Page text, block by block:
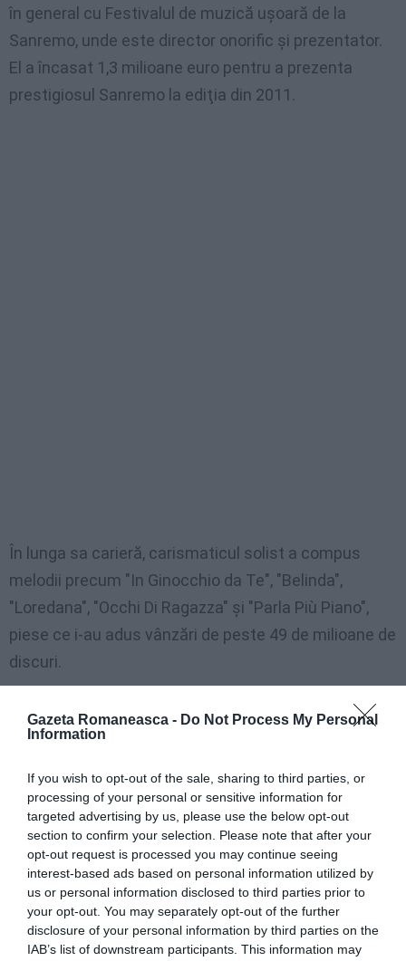
Gazeta Romaneasca - Do Not Process My Personal
Information
If you wish to opt-out of the sale, sharing to third parties, or
processing of your personal or sensitive information for
targeted advertising by us, please use the below opt-out
section to confirm your selection. Please note that after your
opt-out request is processed you may continue seeing
interest-based ads based on personal information utilized by
us or personal information disclosed to third parties prior to
your opt-out. You may separately opt-out of the further
disclosure of your personal information by third parties on the
IAB’s list of downstream participants. This information may
în general cu Festivalul de muzică uşoară de la
Sanremo, unde este director onorific şi prezentator.
El a încasat 1,3 milioane euro pentru a prezenta
prestigiosul Sanremo la ediţia din 2011.
În lunga sa carieră, carismaticul solist a compus
melodii precum "In Ginocchio da Te", "Belinda",
"Loredana", "Occhi Di Ragazza" şi "Parla Più Piano",
piese ce i-au adus vânzări de peste 49 de milioane de
discuri.
Gianni Morandi, în vârstă de 68 de ani, s-a remarcat şi
în cinematografie, jucând în 18 filme. În perioada
actori din Italia.
See
more
Articolul anterior
În 2029 vor fi două milioane de fii de
imigranţi/ Raport
Următorul articol
Mocanu: Dreptul de vot al Diasporei trebuie